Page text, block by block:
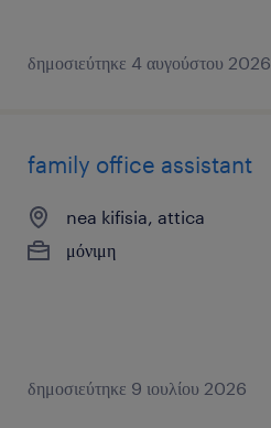
δημοσιεύτηκε 4 αυγούστου 2026
family office assistant
nea kifisia, attica
μόνιμη
δημοσιεύτηκε 9 ιουλίου 2026